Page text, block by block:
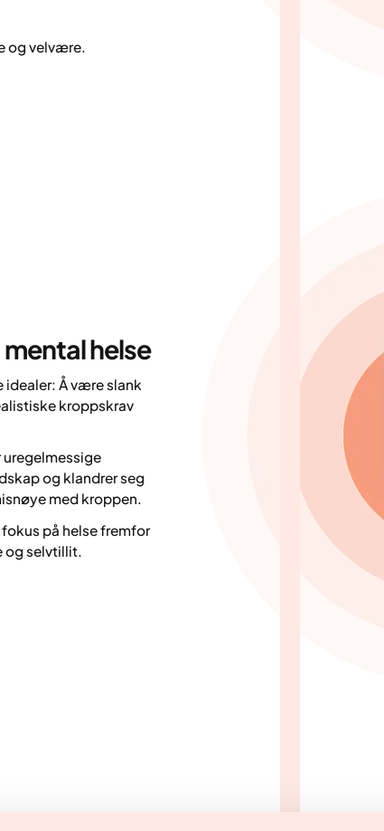
og velvære.
helse
idealer: Å være slank
kroppskrav
og klandrer seg
med kroppen.
på helse fremfor
og selvtillit.